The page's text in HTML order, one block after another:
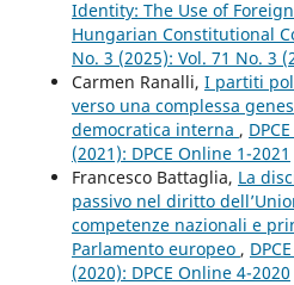
Identity: The Use of
Hungarian Constitutional
No. 3 (2025): Vol. 71 No. 3
Carmen Ranalli, I partiti
verso una complessa
democratica interna ,
(2021): DPCE Online 1-2021
Francesco Battaglia, La
passivo nel diritto
competenze nazionali e
Parlamento europeo ,
(2020): DPCE Online 4-2020